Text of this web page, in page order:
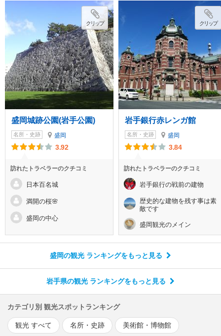
クリップ
盛岡城跡公園(岩手公園)
名所・史跡 盛岡
3.92
訪れたトラベラーのクチコミ
日本百名城
満開の桜🌸
盛岡の中心
クリップ
岩手銀行赤レンガ館
名所・史跡 盛岡
3.84
訪れたトラベラーのクチコミ
岩手銀行の戦前の建物
歴史的な建物を残す事は素
敵です
盛岡観光のメイン
盛岡の観光 ランキングをもっと見る
岩手県の観光 ランキングをもっと見る
カテゴリ別 観光スポットランキング
観光 すべて 名所・史跡 美術館・博物館